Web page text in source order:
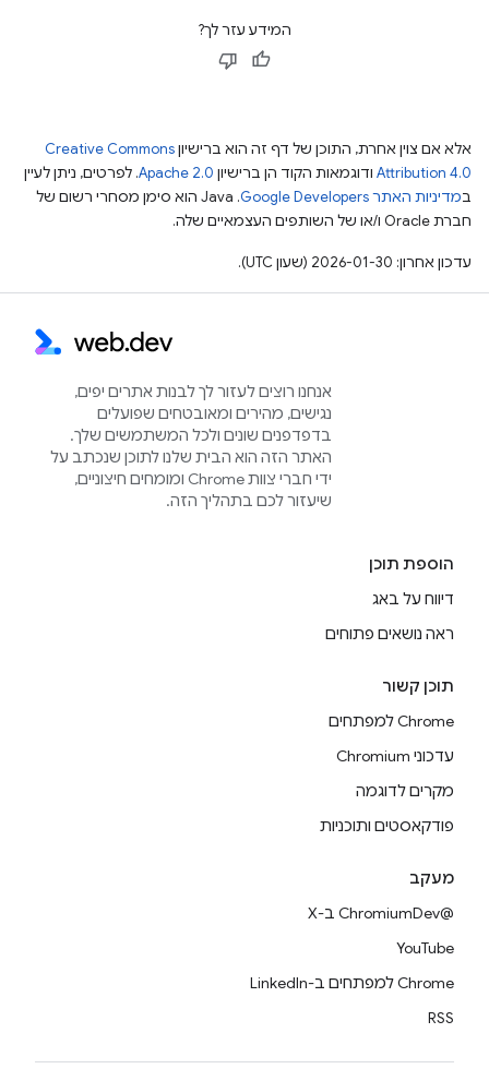
המידע עזר לך?
אלא אם צוין אחרת, התוכן של דף זה הוא ברישיוןCreative Commons
Attribution 4.0 ודוגמאות הקוד הן ברישיון Apache 2.0. לפרטים, ניתן לעיין
במדיניות האתר Google Developers‏
.‏ Java הוא סימן מסחרי רשום של
חברת Oracle ו/או של השותפים העצמאיים שלה.
עדכון אחרון: 2026-01-30 (שעון UTC).
אנחנו רוצים לעזור לך לבנות אתרים יפים,
נגישים, מהירים ומאובטחים שפועלים
בדפדפנים שונים ולכל המשתמשים שלך.
האתר הזה הוא הבית שלנו לתוכן שנכתב על
ידי חברי צוות Chrome ומומחים חיצוניים,
שיעזור לכם בתהליך הזה.
הוספת תוכן
דיווח על באג
ראה נושאים פתוחים
תוכן קשור
Chrome למפתחים
עדכוני Chromium
מקרים לדוגמה
פודקאסטים ותוכניות
מעקב
@ChromiumDev ב-X
YouTube
Chrome למפתחים ב-LinkedIn
RSS